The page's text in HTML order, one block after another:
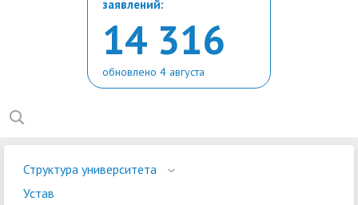
заявлений:
14 316
обновлено 4 августа
Структура университета
Устав